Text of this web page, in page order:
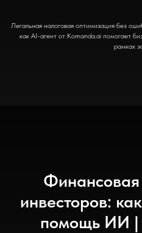
Легальная налоговая оптимизация без
как AI-агент от Komanda.ai помогает
рамках
инвесторов:
помощь ИИ |